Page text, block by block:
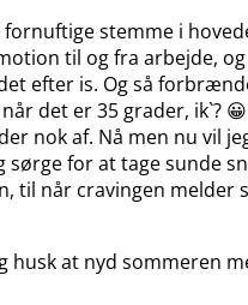
fornuftige stemme i
til og fra arbejde,
efter is. Og så
det er 35 grader, ik`? 😀
nok af. Nå men nu vil
for at tage sunde
til når cravingen melder
husk at nyd sommeren